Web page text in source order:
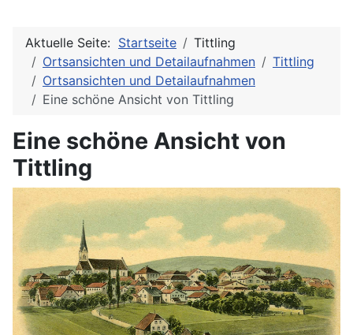
Aktuelle Seite: Startseite
Tittling
Ortsansichten und Detailaufnahmen
Tittling
Ortsansichten und Detailaufnahmen
Eine schöne Ansicht von Tittling
Eine schöne Ansicht von
Tittling